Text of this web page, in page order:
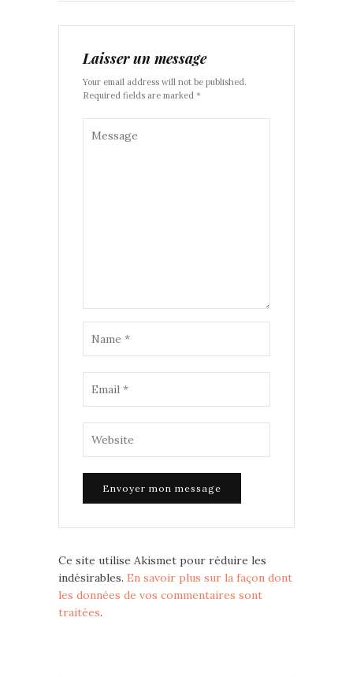
Laisser un message
Your email address will not be published.
Required fields are marked *
Ce site utilise Akismet pour réduire les
indésirables. En savoir plus sur la façon dont
les données de vos commentaires sont
traitées.